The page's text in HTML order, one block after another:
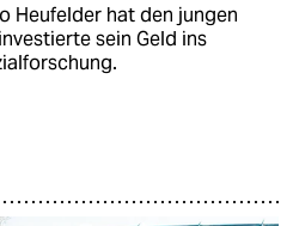
Heufelder hat den jungen
sein Geld ins